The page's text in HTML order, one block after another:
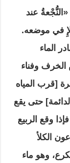
عند
في موضعه.
الماء
وفناء
[قرب المياه
حتى يقع
وقع الربيع
الكلأ
وهو ماء